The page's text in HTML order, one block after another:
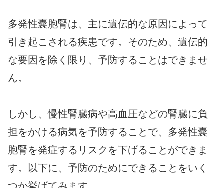
多発性嚢胞腎は、主に遺伝的な原因によって
引き起こされる疾患です。そのため、遺伝的
な要因を除く限り、予防することはできませ
ん。
しかし、慢性腎臓病や高血圧などの腎臓に負
担をかける病気を予防することで、多発性嚢
胞腎を発症するリスクを下げることができま
す。以下に、予防のためにできることをいく